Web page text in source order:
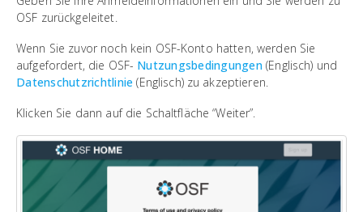
OSF zurückgeleitet.
Wenn Sie zuvor noch kein OSF-Konto hatten, werden Sie
aufgefordert, die OSF- Nutzungsbedingungen(Englisch) und
Datenschutzrichtlinie (Englisch) zu akzeptieren.
Klicken Sie dann auf die Schaltfläche “Weiter”.